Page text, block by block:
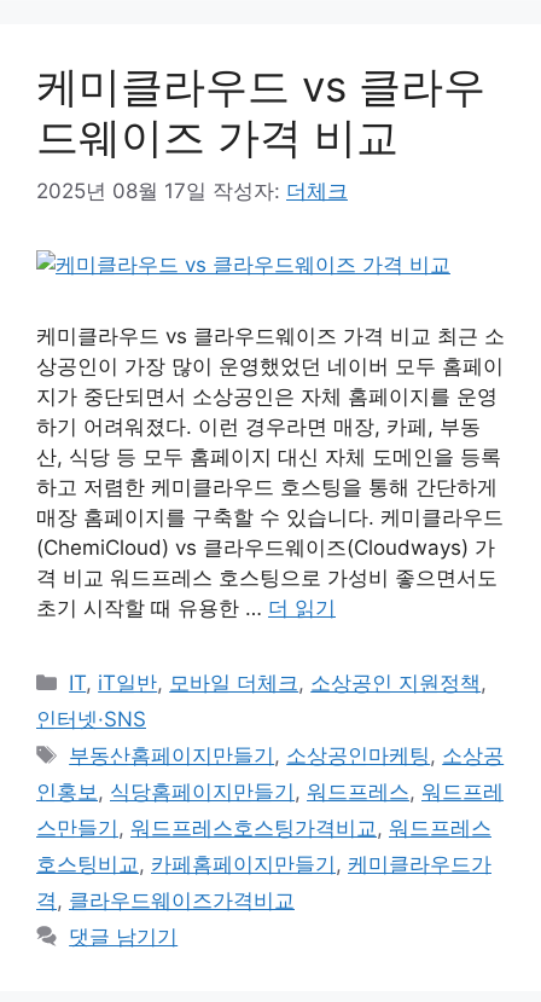
케미클라우드 vs 클라우
드웨이즈 가격 비교
2025년 08월 17일 작성자: 더체크
케미클라우드 vs 클라우드웨이즈 가격 비교 최근 소
상공인이 가장 많이 운영했었던 네이버 모두 홈페이
지가 중단되면서 소상공인은 자체 홈페이지를 운영
하기 어려워졌다. 이런 경우라면 매장, 카페, 부동
산, 식당 등 모두 홈페이지 대신 자체 도메인을 등록
하고 저렴한 케미클라우드 호스팅을 통해 간단하게
매장 홈페이지를 구축할 수 있습니다. 케미클라우드
(ChemiCloud) vs 클라우드웨이즈(Cloudways) 가
격 비교 워드프레스 호스팅으로 가성비 좋으면서도
초기 시작할 때 유용한 … 더 읽기
카
테
고
리
IT, iT일반, 모바일 더체크 , 소상공인 지원정책 ,
인터넷·SNS
태
그
부동산홈페이지만들기 , 소상공인마케팅 , 소상공
인홍보 , 식당홈페이지만들기 , 워드프레스, 워드프레
스만들기 , 워드프레스호스팅가격비교 , 워드프레스
호스팅비교 , 카페홈페이지만들기 , 케미클라우드가
격 , 클라우드웨이즈가격비교
댓글 남기기